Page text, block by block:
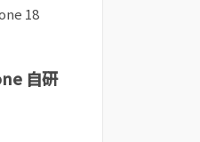
自研